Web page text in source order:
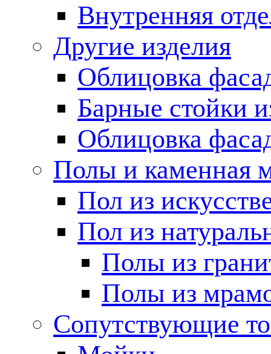
Внутренняя
Другие изделия
Облицовка
Барные стойки
Облицовка
Полы и каменная
Пол из
Пол из
Полы из
Полы из
Сопутствующие